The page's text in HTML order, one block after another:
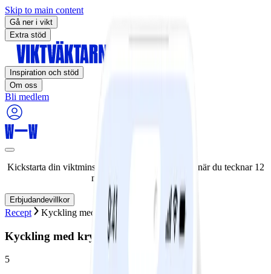
Skip to main content
Gå ner i vikt
Extra stöd
Inspiration och stöd
Om oss
Bli medlem
Kickstarta din viktminskningsresa nu! Spara 50% när du tecknar 12
månaders medlemskap.
Erbjudandevillkor
Recept Kyckling med kryddig gurksalsa
Kyckling med kryddig gurksalsa
5